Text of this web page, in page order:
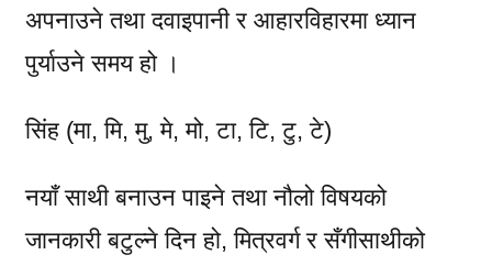
अपनाउने तथा दवाइपानी र आहारविहारमा ध्यान
पुर्याउने समय हो ।
सिंह (मा, मि, मु, मे, मो, टा, टि, टु, टे)
नयाँ साथी बनाउन पाइने तथा नौलो विषयको
जानकारी बटुल्ने दिन हो, मित्रवर्ग र सँगीसाथीको